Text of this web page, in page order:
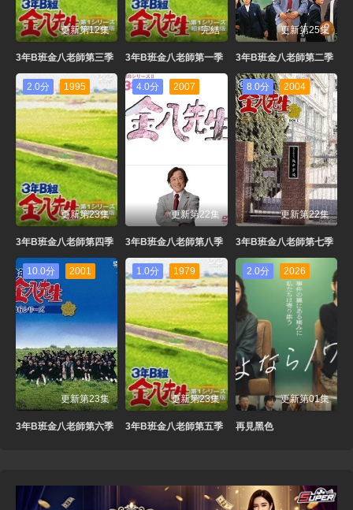
更新第12集
3年B班金八老師第三季
完結
3年B班金八老師第一季
更新第25集
3年B班金八老師第二季
2.0分 1995
更新第23集
3年B班金八老師第四季
4.0分 2007
更新第22集
3年B班金八老師第八季
8.0分 2004
更新第22集
3年B班金八老師第七季
10.0分 2001
更新第23集
3年B班金八老師第六季
1.0分 1979
更新第23集
3年B班金八老師第五季
2.0分 2026
更新第01集
再見黑色